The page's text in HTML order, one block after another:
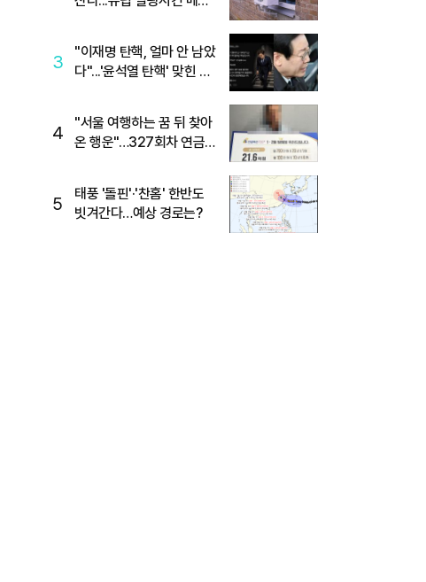
3
"이재명 탄핵, 얼마 안 남았
다"...'윤석열 탄핵' 맞힌 무
4
"서울 여행하는 꿈 뒤 찾아
온 행운"…327회차 연금
5
태풍 '돌핀'·'찬홈' 한반도
빗겨간다…예상 경로는?